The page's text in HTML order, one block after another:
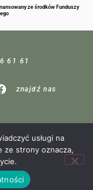
ze środków Funduszy
61 61
znajdź nas
usługi na
ze strony oznacza,